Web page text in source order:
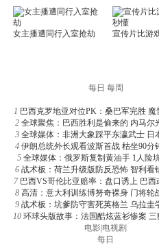
每日 每周
1 巴西克罗地亚对位PK：桑巴军完胜 魔
2 全球聚焦：巴西胜利是偷来的 内马尔
3 全球媒体：非洲大象踩平东瀛武士 日
4 伊朗总统外长观看波斯首战 枯坐90分
5 全球媒体：俄罗斯复制黄油手 1人险
6 战术板：荷兰升级版防反恐怖 智利看
7 巴西VS哥伦比亚赔率：盘口诱上 巴西
8 高清：意大利训练博努奇裸身 门将轮
9 战术板：坑爹防守害死英格兰 乌拉圭
10 环球头版故事：法国酷炫蓝衫惨案 三
电影 电视剧
每日